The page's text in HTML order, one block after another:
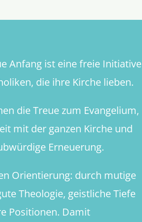
Anfang ist eine freie Initiative
die ihre Kirche lieben.
die Treue zum Evangelium,
mit der ganzen Kirche und
Erneuerung.
Orientierung: durch mutige
Theologie, geistliche Tiefe
Positionen. Damit